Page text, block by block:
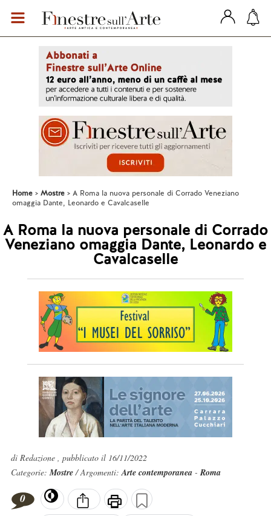
Home Mostre
A Roma la nuova personale di Corrado Veneziano
omaggia Dante, Leonardo e Cavalcaselle
A Roma la nuova personale di Corrado
Veneziano omaggia Dante, Leonardo e
Cavalcaselle
di Redazione , pubblicato il 16/11/2022
Categorie:Mostre/ Argomenti:Arte contemporanea-Roma
0